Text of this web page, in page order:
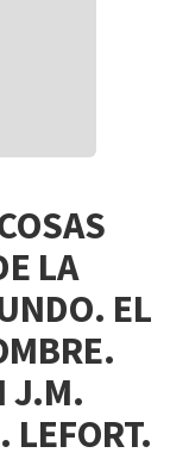
LA
EL
J.M.
LEFORT.